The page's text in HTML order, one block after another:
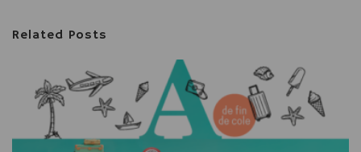
Related Posts